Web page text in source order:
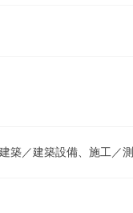
築／建築設備、施工／